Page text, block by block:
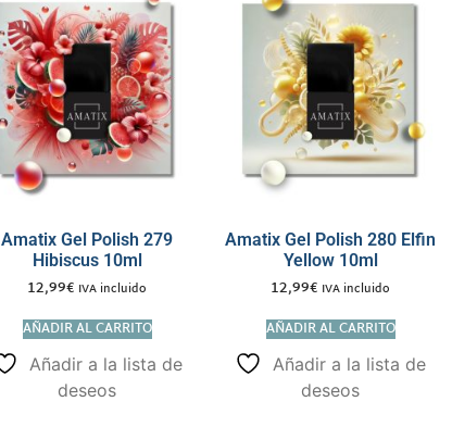
Amatix Gel Polish 279
Hibiscus 10ml
12,99€ IVA incluido
AÑADIR AL CARRITO
Añadir a la lista de
deseos
Amatix Gel Polish 280 Elfin
Yellow 10ml
12,99€ IVA incluido
AÑADIR AL CARRITO
Añadir a la lista de
deseos